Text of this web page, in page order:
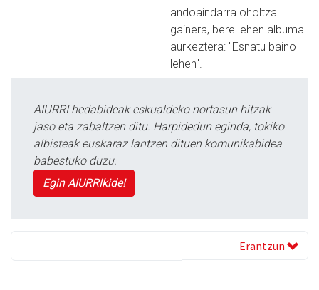
andoaindarra oholtza
gainera, bere lehen albuma
aurkeztera: "Esnatu baino
lehen".
AIURRI hedabideak eskualdeko nortasun hitzak
jaso eta zabaltzen ditu. Harpidedun eginda, tokiko
albisteak euskaraz lantzen dituen komunikabidea
babestuko duzu.
Egin AIURRIkide!
Erantzun